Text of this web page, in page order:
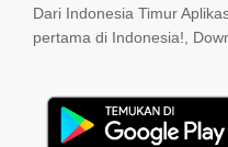
Dari Indonesia Timur
pertama di Indonesia!,